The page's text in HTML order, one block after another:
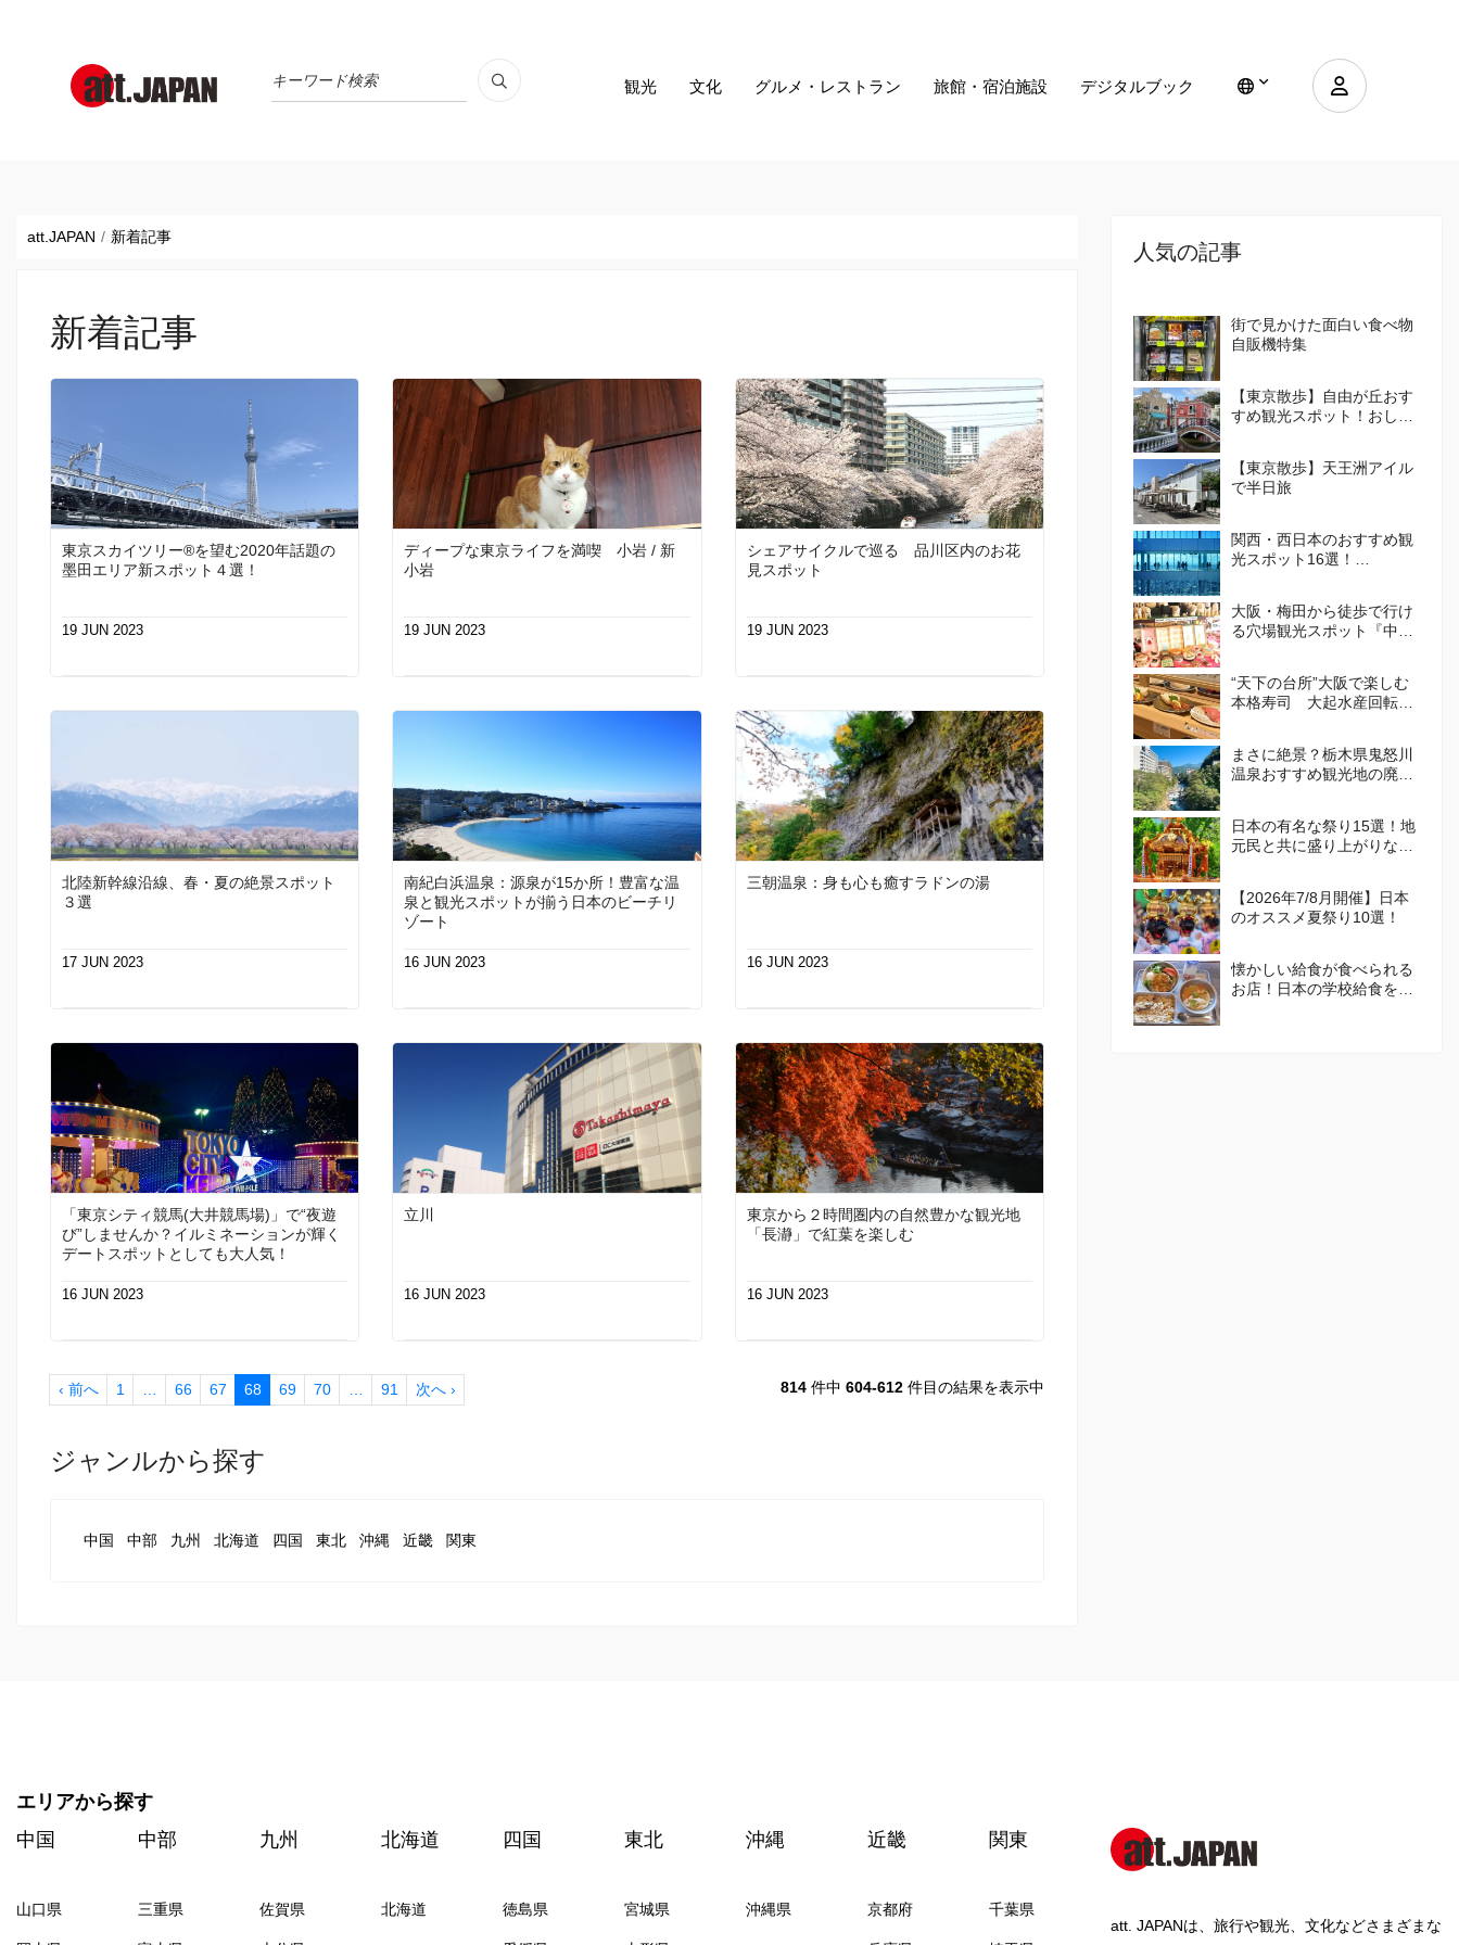
観光 文化 グルメ・レストラン 旅館・宿泊施設 デジタルブック
att.JAPAN 新着記事
新着記事
東京スカイツリー®を望む2020年話題の
墨田エリア新スポット４選！
19 JUN 2023
ディープな東京ライフを満喫 小岩 / 新
小岩
19 JUN 2023
シェアサイクルで巡る 品川区内のお花
見スポット
19 JUN 2023
北陸新幹線沿線、春・夏の絶景スポット
３選
17 JUN 2023
南紀白浜温泉：源泉が15か所！豊富な温
泉と観光スポットが揃う日本のビーチリ
ゾート
16 JUN 2023
三朝温泉：身も心も癒すラドンの湯
16 JUN 2023
「東京シティ競馬(大井競馬場)」で“夜遊
び”しませんか？イルミネーションが輝く
デートスポットとしても大人気！
16 JUN 2023
立川
16 JUN 2023
東京から２時間圏内の自然豊かな観光地
「長瀞」で紅葉を楽しむ
16 JUN 2023
‹ 前へ 1 66 67 68 69 70 91 次へ › 814 件中 604-612 件目の結果を表示中
ジャンルから探す
中国 中部 九州 北海道 四国 東北 沖縄 近畿 関東
人気の記事
街で見かけた面白い食べ物
自販機特集
【東京散歩】自由が丘おす
すめ観光スポット！おしゃ
【東京散歩】天王洲アイル
で半日旅
関西・西日本のおすすめ観
光スポット16選！
4
大阪・梅田から徒歩で行け
る穴場観光スポット『中崎
策しよう
“天下の台所”大阪で楽しむ
本格寿司 大起水産回転寿
まさに絶景？栃木県鬼怒川
温泉おすすめ観光地の廃墟
日本の有名な祭り15選！地
元民と共に盛り上がりなが
【2026年7/8月開催】日本
のオススメ夏祭り10選！
懐かしい給食が食べられる
お店！日本の学校給食を体
エリアから探す
中国
山口県
中部
三重県
九州
佐賀県
北海道
北海道
四国
徳島県
東北
宮城県
沖縄
沖縄県
近畿
京都府
関東
千葉県
att. JAPANは、旅行や観光、文化などさまざまな